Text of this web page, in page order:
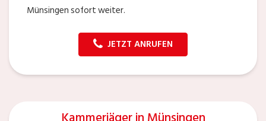
Münsingen sofort weiter.
JETZT ANRUFEN